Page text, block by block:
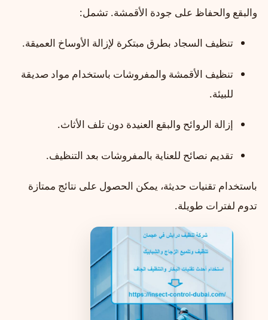
والبقع والحفاظ على جودة الأقمشة. تشمل:
تنظيف السجاد بطرق مبتكرة لإزالة الأوساخ العميقة.
تنظيف الأقمشة والمفروشات باستخدام مواد صديقة
للبيئة.
إزالة الروائح والبقع العنيدة دون تلف الأثاث.
تقديم نصائح للعناية بالمفروشات بعد التنظيف.
باستخدام تقنيات حديثة، يمكن الحصول على نتائج ممتازة
تدوم لفترات طويلة.